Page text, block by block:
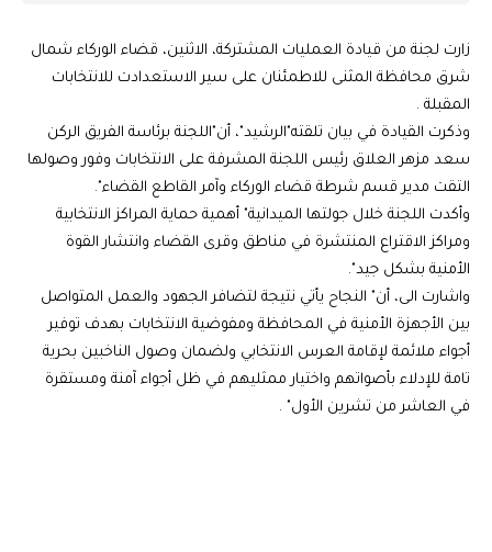
زارت لجنة من قيادة العمليات المشتركة، الاثنين، قضاء الوركاء شمال
شرق محافظة المثنى للاطمئنان على سير الاستعدادت للانتخابات
المقبلة .
وذكرت القيادة في بيان تلقته"الرشيد"، أن"اللجنة برئاسة الفريق الركن
سعد مزهر العلاق رئيس اللجنة المشرفة على الانتخابات وفور وصولها
التقت مدير قسم شرطة قضاء الوركاء وآمر القاطع القضاء".
وأكدت اللجنة خلال جولتها الميدانية" أهمية حماية المراكز الانتخابية
ومراكز الاقتراع المنتشرة في مناطق وقرى القضاء وانتشار القوة
الأمنية بشكل جيد".
واشارت الى، أن" النجاح يأتي نتيجة لتضافر الجهود والعمل المتواصل
بين الأجهزة الأمنية في المحافظة ومفوضية الانتخابات بهدف توفير
أجواء ملائمة لإقامة العرس الانتخابي ولضمان وصول الناخبين بحرية
تامة للإدلاء بأصواتهم واختيار ممثليهم في ظل أجواء آمنة ومستقرة
في العاشر من تشرين الأول" .